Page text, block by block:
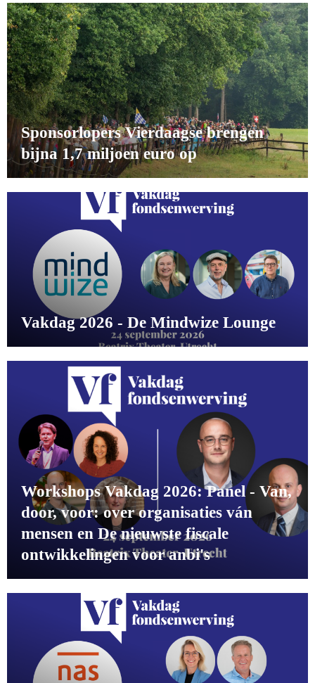
Sponsorlopers Vierdaagse brengen
bijna 1,7 miljoen euro op
Vakdag 2026 - De Mindwize Lounge
Workshops Vakdag 2026: Panel - Van,
door, voor: over organisaties ván
mensen en De nieuwste fiscale
ontwikkelingen voor anbi's